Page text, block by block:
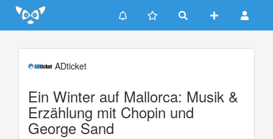
Update cookies preferences
ADticket
Ein Winter auf Mallorca: Musik &
Erzählung mit Chopin und
George Sand